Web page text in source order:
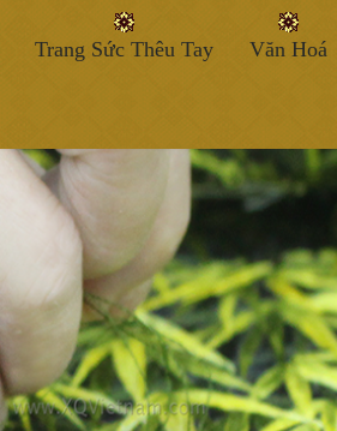
Trang Sức Thêu Tay Văn Hoá